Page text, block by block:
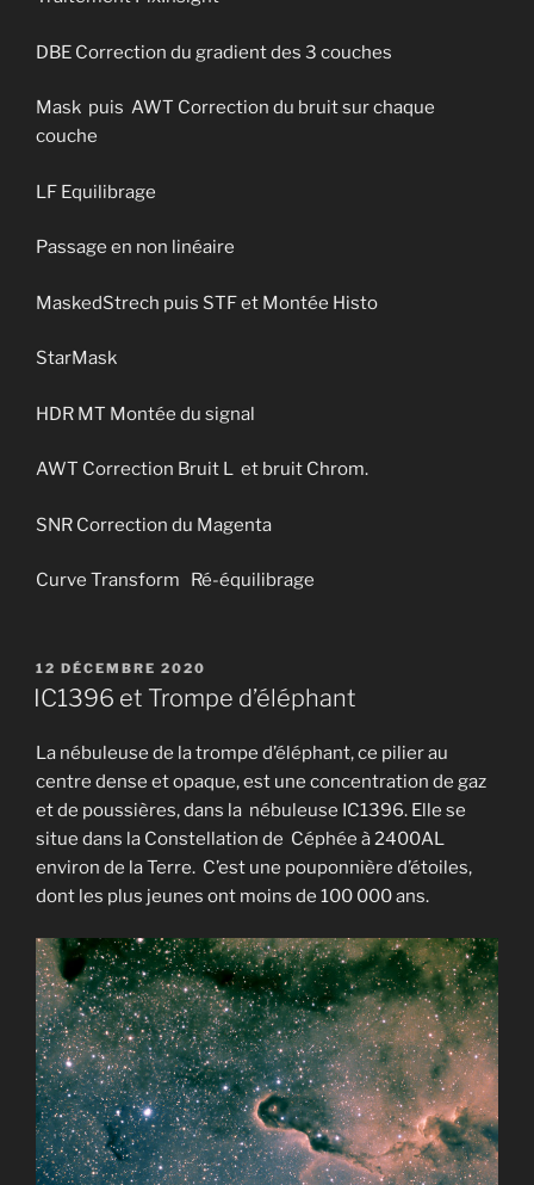
DBE Correction du gradient des 3 couches
Mask puis AWT Correction du bruit sur chaque
couche
LF Equilibrage
Passage en non linéaire
MaskedStrech puis STF et Montée Histo
StarMask
HDR MT Montée du signal
AWT Correction Bruit L et bruit Chrom.
SNR Correction du Magenta
Curve Transform Ré-équilibrage
PUBLIÉ
LE
12 DÉCEMBRE 2020
IC1396 et Trompe d’éléphant
La nébuleuse de la trompe d’éléphant, ce pilier au
centre dense et opaque, est une concentration de gaz
et de poussières, dans la nébuleuse IC1396. Elle se
situe dans la Constellation de Céphée à 2400AL
environ de la Terre. C’est une pouponnière d’étoiles,
dont les plus jeunes ont moins de 100 000 ans.